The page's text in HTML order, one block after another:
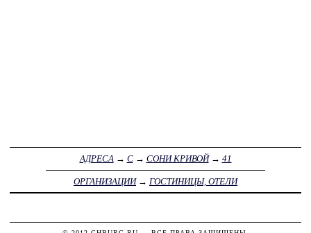
АДРЕСА→ С→ СОНИ КРИВОЙ→ 41
ОРГАНИЗАЦИИ→ ГОСТИНИЦЫ, ОТЕЛИ